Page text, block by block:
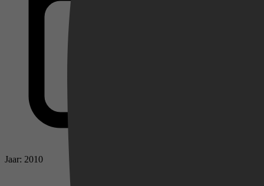
Jaar: 2010